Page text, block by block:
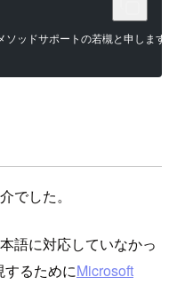
ソッドサポートの若槻と申しま
でした。
語に対応していなかっ
るためにMicrosoft